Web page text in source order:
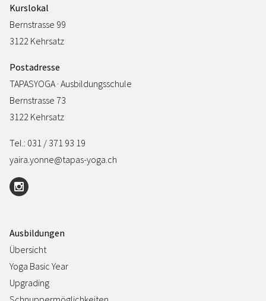
Kurslokal
Bernstrasse 99
3122 Kehrsatz
Postadresse
TAPASYOGA · Ausbildungsschule
Bernstrasse 73
3122 Kehrsatz
Tel.: 031 / 371 93 19
yaira.yonne@tapas-yoga.ch
Ausbildungen
Übersicht
Yoga Basic Year
Upgrading